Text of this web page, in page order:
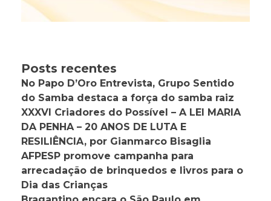
Posts recentes
No Papo D’Oro Entrevista, Grupo Sentido
do Samba destaca a força do samba raiz
XXXVI Criadores do Possível – A LEI MARIA
DA PENHA – 20 ANOS DE LUTA E
RESILIÊNCIA, por Gianmarco Bisaglia
AFPESP promove campanha para
arrecadação de brinquedos e livros para o
Dia das Crianças